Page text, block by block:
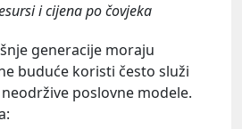
i cijena po čovjeka
generacije moraju
buduće koristi često služi
poslovne modele.